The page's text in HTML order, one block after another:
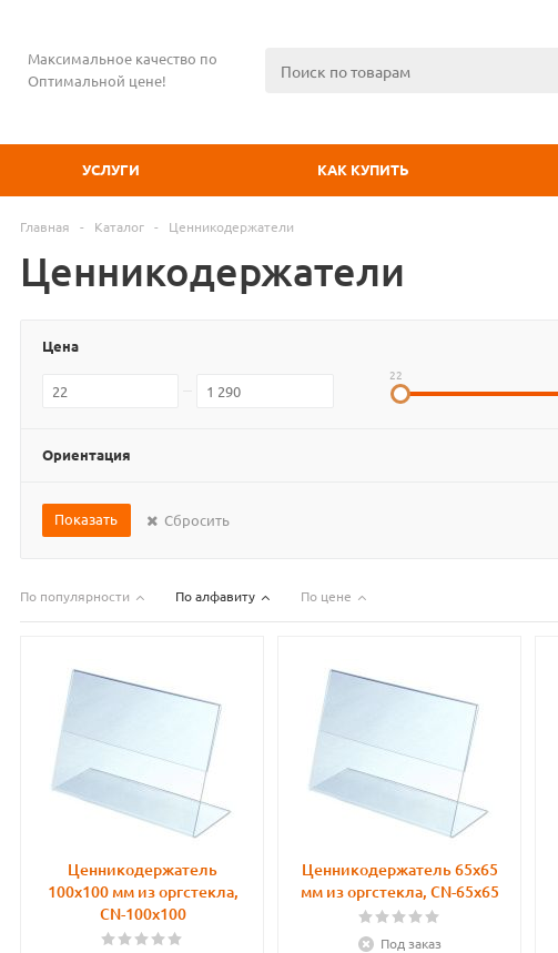
Максимальное качество по
Оптимальной цене!
УСЛУГИ КАК КУПИТЬ
Главная - Каталог - Ценникодержатели
Ценникодержатели
Цена
22
Ориентация
Показать Сбросить
По популярности По алфавиту По цене
Ценникодержатель
100х100 мм из оргстекла,
CN-100x100
Ценникодержатель 65х65
мм из оргстекла, CN-65x65
Под заказ